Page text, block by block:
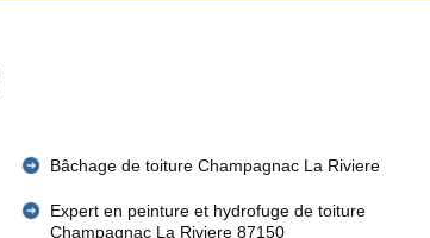
Bâchage de toiture Champagnac La Riviere
Expert en peinture et hydrofuge de toiture
Champagnac La Riviere 87150